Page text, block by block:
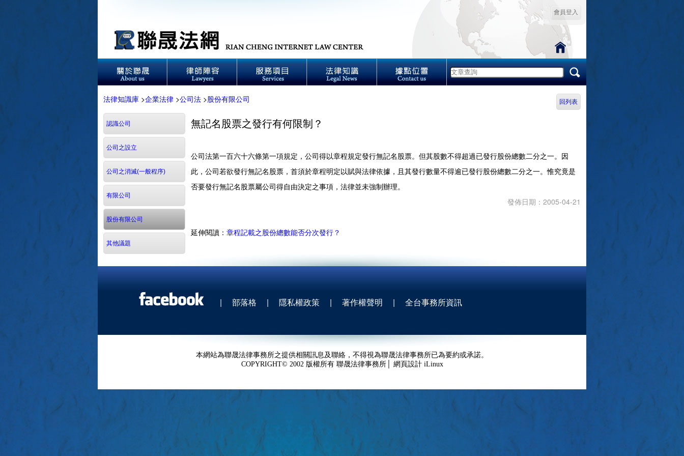
會員登入
法律知識庫 >企業法律 >公司法 >股份有限公司 回列表
認識公司
公司之設立
公司之消滅(一般程序)
有限公司
股份有限公司
其他議題
無記名股票之發行有何限制？
公司法第一百六十六條第一項規定，公司得以章程規定發行無記名股票。但其股數不得超過已發行股份總數二分之一。因
此，公司若欲發行無記名股票，首須於章程明定以賦與法律依據，且其發行數量不得逾已發行股份總數二分之一。惟究竟是
否要發行無記名股票屬公司得自由決定之事項，法律並未強制辦理。
發佈日期：2005-04-21
延伸閱讀： 章程記載之股份總數能否分次發行？
| 部落格 | 隱私權政策 | 著作權聲明 | 全台事務所資訊
本網站為聯晟法律事務所之提供相關訊息及聯絡，不得視為聯晟法律事務所已為要約或承諾。
COPYRIGHT© 2002 版權所有 聯晟法律事務所│ 網頁設計 iLinux